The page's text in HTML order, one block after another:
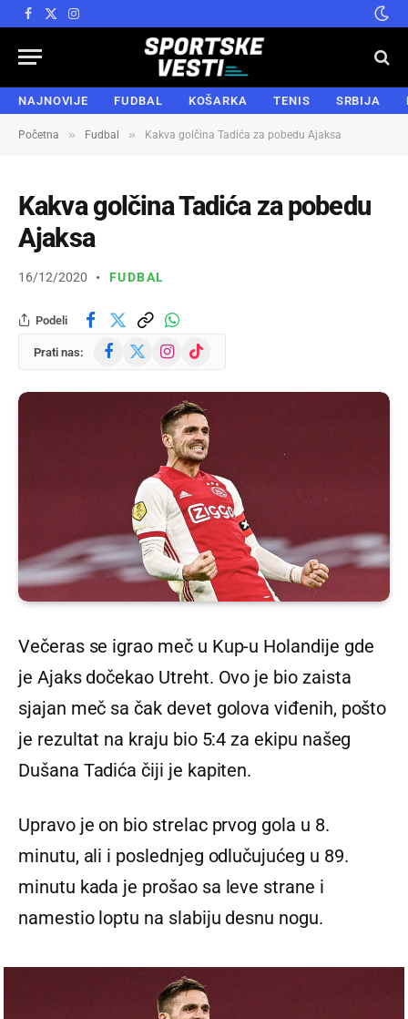
Facebook
X
Instagram
NAJNOVIJE FUDBAL KOŠARKA TENIS SRBIJA
Početna » Fudbal » Kakva golčina Tadića za pobedu Ajaksa
Kakva golčina Tadića za pobedu
Ajaksa
16/12/2020 FUDBAL
Podeli
Prati nas: Facebook Instagram
TikTok
Večeras se igrao meč u Kup-u Holandije gde
je Ajaks dočekao Utreht. Ovo je bio zaista
sjajan meč sa čak devet golova viđenih, pošto
je rezultat na kraju bio 5:4 za ekipu našeg
Dušana Tadića čiji je kapiten.
Upravo je on bio strelac prvog gola u 8.
minutu, ali i poslednjeg odlučujućeg u 89.
minutu kada je prošao sa leve strane i
namestio loptu na slabiju desnu nogu.